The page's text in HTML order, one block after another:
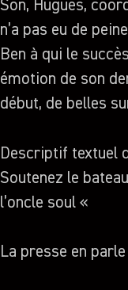
Son, Hugues,
n’a pas eu de
Ben à qui le
émotion de son
début, de belles
Descriptif textuel
Soutenez le
l’oncle soul «
La presse en parle